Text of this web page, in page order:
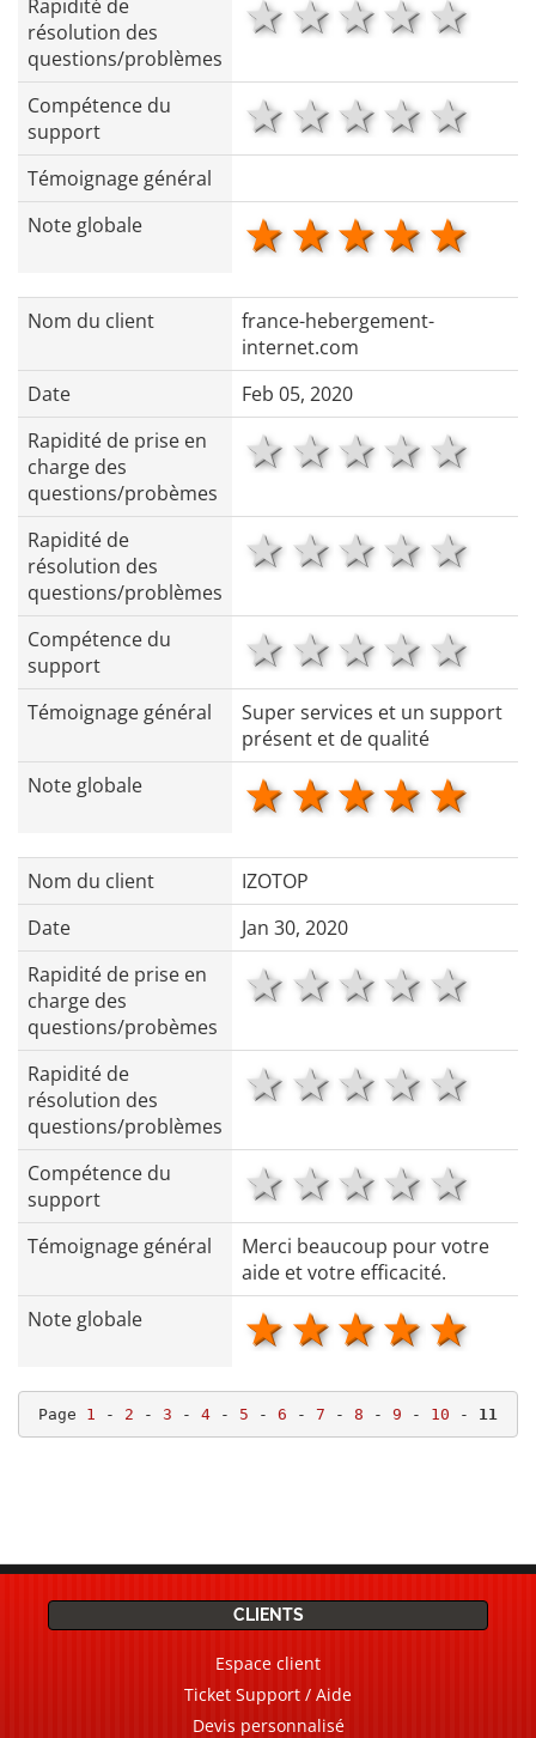
Rapidité de
résolution des
questions/problèmes
4
3 stars
2 stars
1 star
Compétence du
support
4
3 stars
2 stars
1 star
Témoignage général
Note globale
4
3 stars
2 stars
1 star
Nom du client
france-hebergement-
internet.com
Date
Feb 05, 2020
Rapidité de prise en
charge des
questions/probèmes
4
3 stars
2 stars
1 star
Rapidité de
résolution des
questions/problèmes
4
3 stars
2 stars
1 star
Compétence du
support
4
3 stars
2 stars
1 star
Témoignage général
Super services et un support
présent et de qualité
Note globale
4
3 stars
2 stars
1 star
Nom du client
IZOTOP
Date
Jan 30, 2020
Rapidité de prise en
charge des
questions/probèmes
4
3 stars
2 stars
1 star
Rapidité de
résolution des
questions/problèmes
4
3 stars
2 stars
1 star
Compétence du
support
4
3 stars
2 stars
1 star
Témoignage général
Merci beaucoup pour votre
aide et votre efficacité.
Note globale
4
3 stars
2 stars
1 star
Page 1 - 2 - 3 - 4 - 5 - 6 - 7 - 8 - 9 - 10 - 11
CLIENTS
Espace client
Ticket Support / Aide
Devis personnalisé